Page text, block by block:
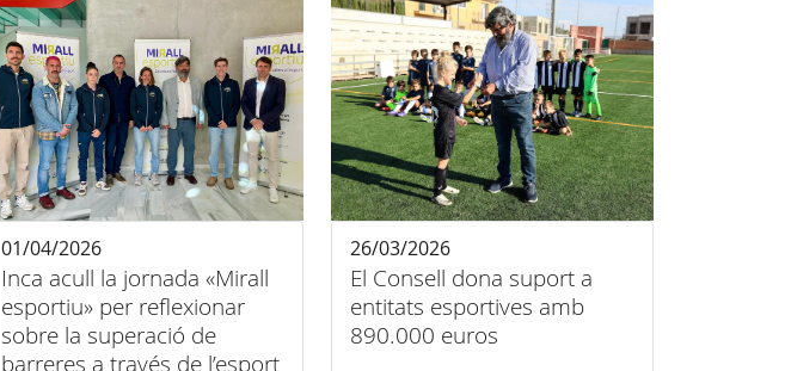
Inca acull la jornada «Mirall
esportiu» per reflexionar
sobre la superació de
barreres a través de l’esport
01/04/2026
El Consell dona suport a
entitats esportives amb
890.000 euros
26/03/2026